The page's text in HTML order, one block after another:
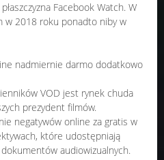
Facebook Watch. W
w 2018 roku ponadto niby w
nadmiernie darmo dodatkowo
VOD jest rynek chuda
prezydent filmów.
negatywów online za gratis w
które udostępniają
audiowizualnych.